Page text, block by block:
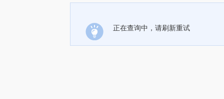
正在查询中，请刷新重试